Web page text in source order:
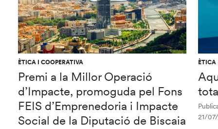
ÈTICA I COOPERATIVA
Premi a la Millor Operació
d’Impacte, promoguda pel Fons
FEIS d’Emprenedoria i Impacte
Social de la Diputació de Biscaia
ÈTICA
21/